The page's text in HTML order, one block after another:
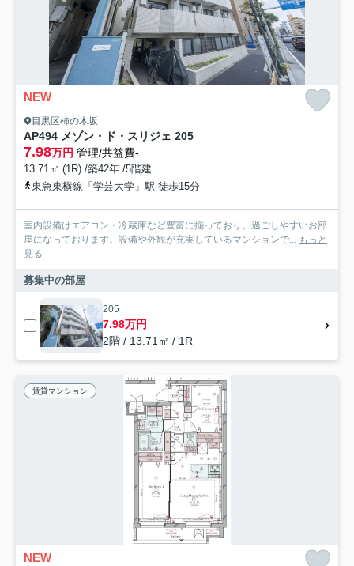
NEW
目黒区柿の木坂
AP494 メゾン・ド・スリジェ 205
7.98万円 管理/共益費-
13.71㎡ (1R) /築42年 /5階建
東急東横線「学芸大学」駅 徒歩15分
室内設備はエアコン・冷蔵庫など豊富に揃っており、過ごしやすいお部
屋になっております。設備や外観が充実しているマンションで... もっと
見る
募集中の部屋
205
7.98万円
2階 / 13.71㎡ / 1R
賃貸マンション
NEW